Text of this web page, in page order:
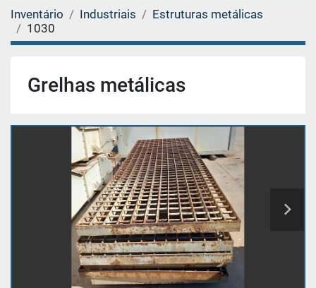
Inventário Industriais
Estruturas metálicas
1030
Grelhas metálicas